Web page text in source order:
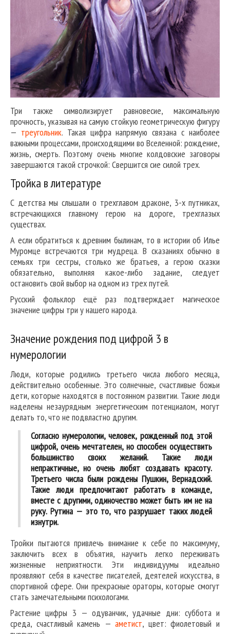
Три также символизирует равновесие, максимальную
прочность, указывая на самую стойкую геометрическую фигуру
— треугольник. Такая цифра напрямую связана с наиболее
важными процессами, происходящими во Вселенной: рождение,
жизнь, смерть. Поэтому очень многие колдовские заговоры
завершаются такой строчкой: Свершится сие силой трех.
Тройка в литературе
С детства мы слышали о трехглавом драконе, 3-х путниках,
встречающихся главному герою на дороге, трехглазых
существах.
А если обратиться к древним былинам, то в истории об Илье
Муромце встречаются три мудреца. В сказаниях обычно в
семьях три сестры, столько же братьев, а герою сказки
обязательно, выполняя какое-либо задание, следует
остановить свой выбор на одном из трех путей.
Русский фольклор ещё раз подтверждает магическое
значение цифры три у нашего народа.
Значение рождения под цифрой 3 в
нумерологии
Люди, которые родились третьего числа любого месяца,
действительно особенные. Это солнечные, счастливые божьи
дети, которые находятся в постоянном развитии. Такие люди
наделены незаурядным энергетическим потенциалом, могут
делать то, что не подвластно другим.
Согласно нумерологии, человек, рожденный под этой
цифрой, очень мечтателен, но способен осуществить
большинство своих желаний. Такие люди
непрактичные, но очень любят создавать красоту.
Третьего числа были рождены Пушкин, Вернадский.
Такие люди предпочитают работать в команде,
вместе с другими, одиночество может быть им не на
руку. Рутина — это то, что разрушает таких людей
изнутри.
Тройки пытаются привлечь внимание к себе по максимуму,
заключить всех в объятия, научить легко переживать
жизненные неприятности. Эти индивидуумы идеально
проявляют себя в качестве писателей, деятелей искусства, в
спортивной сфере. Они прекрасные ораторы, которые смогут
стать замечательными психологами.
Растение цифры 3 — одуванчик, удачные дни: суббота и
среда, счастливый камень —аметист, цвет: фиолетовый и